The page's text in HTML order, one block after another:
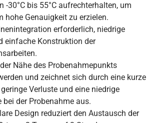
-30°C bis 55°C aufrechterhalten, um
hohe Genauigkeit zu erzielen.
erforderlich, niedrige
einfache Konstruktion der
Nähe des Probenahmepunkts
und zeichnet sich durch eine kurze
geringe Verluste und eine niedrige
der Probenahme aus.
Design reduziert den Austausch der